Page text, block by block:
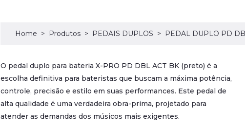
Home Produtos PEDAIS DUPLOS PEDAL DUPLO PD
O pedal duplo para bateria X-PRO PD DBL ACT BK (preto) é a
escolha definitiva para bateristas que buscam a máxima potência,
controle, precisão e estilo em suas performances. Este pedal de
alta qualidade é uma verdadeira obra-prima, projetado para
atender as demandas dos músicos mais exigentes.